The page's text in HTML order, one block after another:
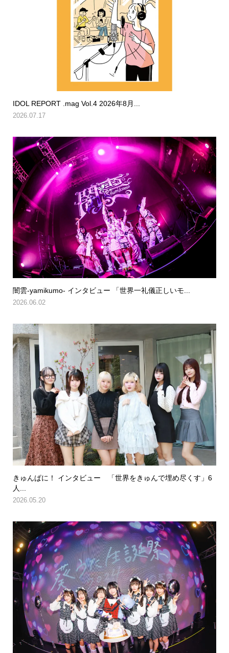
IDOL REPORT .mag Vol.4 2026年8月...
2026.07.17
闇雲-yamikumo- インタビュー 「世界一礼儀正しいモ...
2026.06.02
きゅんぱに！ インタビュー 「世界をきゅんで埋め尽くす」6
人...
2026.05.20